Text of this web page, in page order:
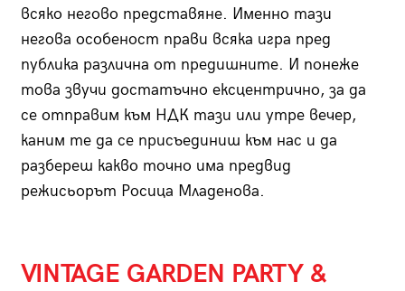
всяко негово представяне. Именно тази
негова особеност прави всяка игра пред
публика различна от предишните. И понеже
това звучи достатъчно ексцентрично, за да
се отправим към НДК тази или утре вечер,
каним те да се присъединиш към нас и да
разбереш какво точно има предвид
режисьорът Росица Младенова.
VINTAGE GARDEN PARTY &